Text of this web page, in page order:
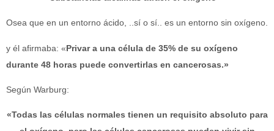
Osea que en un entorno ácido, ..sí o sí.. es un entorno sin oxígeno.
y él afirmaba: «Privar a una célula de 35% de su oxígeno
durante 48 horas puede convertirlas en cancerosas.»
Según Warburg:
«Todas las células normales tienen un requisito absoluto para